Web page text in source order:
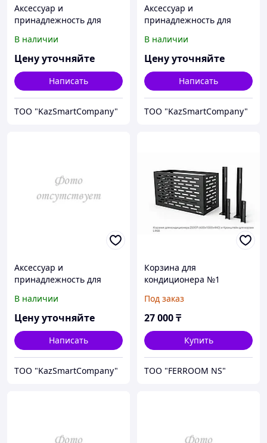
Аксессуар и
принадлежность для
калибровки Fluke
Calibration 3107-2563
В наличии
Цену уточняйте
Написать
ТОО "KazSmartCompany"
Аксессуар и
принадлежность для
калибровки Fluke
Calibration 3107-2625
В наличии
Цену уточняйте
Написать
ТОО "KazSmartCompany"
Аксессуар и
принадлежность для
калибровки Fluke
Calibration 3107-2901
В наличии
Цену уточняйте
Написать
ТОО "KazSmartCompany"
Корзина для
кондиционера №1
Кронштейн для корзин
L900
Под заказ
27 000₸
Купить
ТОО "FERROOM NS"